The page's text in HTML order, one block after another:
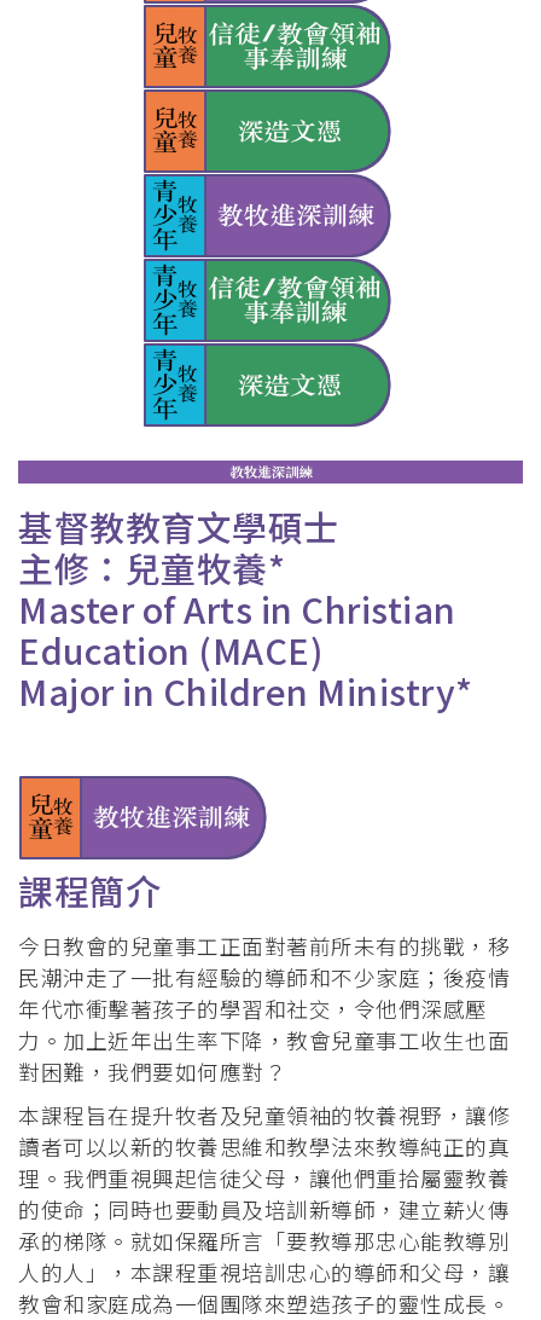
基督教教育文學碩士
主修：兒童牧養*
Master of Arts in Christian
Education (MACE)
Major in Children Ministry*
課程簡介
今日教會的兒童事工正面對著前所未有的挑戰，移
民潮沖走了一批有經驗的導師和不少家庭；後疫情
年代亦衝擊著孩子的學習和社交，令他們深感壓
力。加上近年出生率下降，教會兒童事工收生也面
對困難，我們要如何應對？
本課程旨在提升牧者及兒童領袖的牧養視野，讓修
讀者可以以新的牧養思維和教學法來教導純正的真
理。我們重視興起信徒父母，讓他們重拾屬靈教養
的使命；同時也要動員及培訓新導師，建立薪火傳
承的梯隊。就如保羅所言「要教導那忠心能教導別
人的人」，本課程重視培訓忠心的導師和父母，讓
教會和家庭成為一個團隊來塑造孩子的靈性成長。